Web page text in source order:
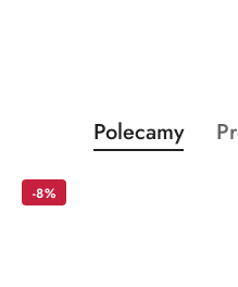
Pomiń karuzelę
Produkty
o
Polecamy
-8%